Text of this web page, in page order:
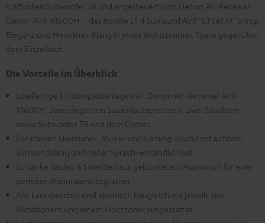
kraftvollen Subwoofer T8 und angesteuert vom Denon AV-Receiver
Denon AVR-X1600H – das Bundle LT 4 Surround AVR "5.1 Set M" bringt
Eleganz und Heimkino-Klang in jedes Wohnzimmer. Spare gegenüber
dem Einzelkauf.
Die Vorteile im Überblick
Spielfertige 5.1-Komplettanlage inkl. Denon AV-Receiver AVR-
X1600H, zwei eleganten Säulenlautsprechern, zwei Satelliten
sowie Subwoofer T8 und dem Center
Für starken Heimkino-, Musik- und Gaming-Sound mit echtem
Surroundklang und hoher Sprachverständlichkeit
Schlanke Säulen & Satelliten aus gebürstetem Aluminium für eine
perfekte Wohnraumintegration
Alle Lautsprecher sind akustisch baugleich mit jeweils vier
Mitteltönern und einem Hochtöner ausgestattet